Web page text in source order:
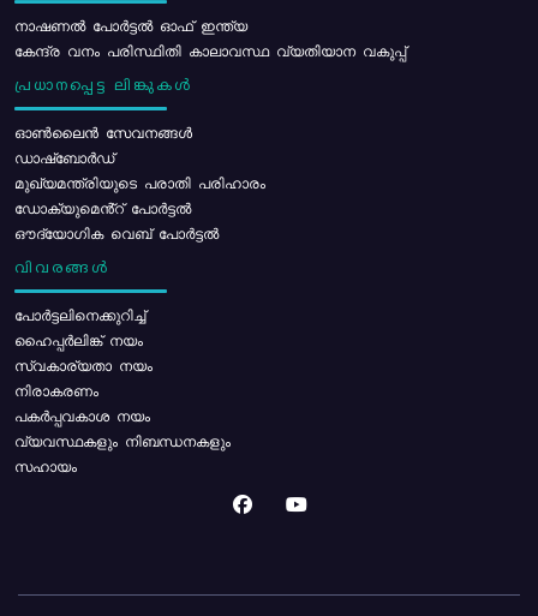
നാഷണൽ പോർട്ടൽ ഓഫ് ഇന്ത്യ
കേന്ദ്ര വനം പരിസ്ഥിതി കാലാവസ്ഥ വ്യതിയാന വകുപ്പ്
പ്രധാനപ്പെട്ട ലിങ്കുകൾ
ഓൺലൈൻ സേവനങ്ങൾ
ഡാഷ്ബോർഡ്
മുഖ്യമന്ത്രിയുടെ പരാതി പരിഹാരം
ഡോക്യുമെൻ്റ് പോർട്ടൽ
ഔദ്യോഗിക വെബ് പോർട്ടൽ
വിവരങ്ങൾ
പോര്‍ട്ടലിനെക്കുറിച്ച്
ഹൈപ്പർലിങ്ക് നയം
സ്വകാര്യതാ നയം
നിരാകരണം
പകർപ്പവകാശ നയം
വ്യവസ്ഥകളും നിബന്ധനകളും
സഹായം